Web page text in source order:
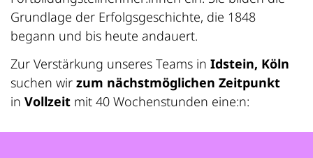
Grundlage der Erfolgsgeschichte, die 1848
begann und bis heute andauert.
Zur Verstärkung unseres Teams in Idstein, Köln
suchen wir zum nächstmöglichen Zeitpunkt
in Vollzeit mit 40 Wochenstunden eine:n: